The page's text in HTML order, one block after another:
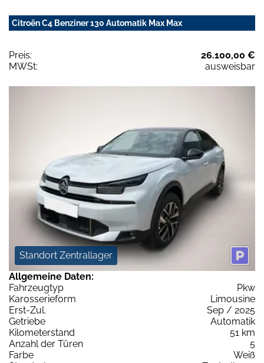
Citroën C4 Benziner 130 Automatik Max Max
Preis:
26.100,00 €
MWSt:
ausweisbar
Standort Zentrallager
Allgemeine Daten:
Fahrzeugtyp
Pkw
Karosserieform
Limousine
Erst-Zul.
Sep / 2025
Getriebe
Automatik
Kilometerstand
51 km
Anzahl der Türen
5
Farbe
Weiß